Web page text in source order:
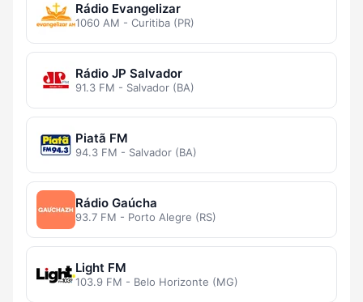
Rádio Evangelizar
1060 AM - Curitiba (PR)
Rádio JP Salvador
91.3 FM - Salvador (BA)
Piatã FM
94.3 FM - Salvador (BA)
Rádio Gaúcha
93.7 FM - Porto Alegre (RS)
Light FM
103.9 FM - Belo Horizonte (MG)